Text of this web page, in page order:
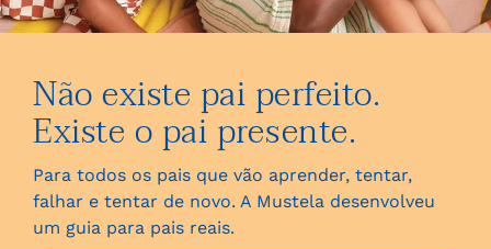
Não existe pai perfeito.
Existe o pai presente.
Para todos os pais que vão aprender, tentar,
falhar e tentar de novo. A Mustela desenvolveu
um guia para pais reais.